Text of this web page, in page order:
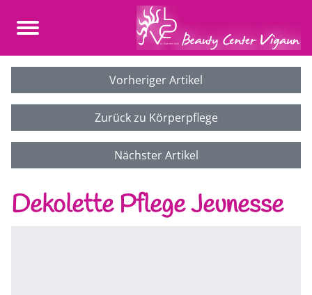
Vorheriger Artikel
Zurück zu Körperpflege
Nächster Artikel
Dekolette Pflege Jeunesse